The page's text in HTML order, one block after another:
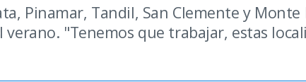
Pinamar, Tandil, San Clemente y
"Tenemos que trabajar, estas